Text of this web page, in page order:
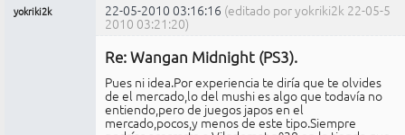
5
yokriki2k 22-05-2010 03:16:16 (editado por yokriki2k 22-05-
2010 03:21:20)
Re: Wangan Midnight (PS3).
Pues ni idea.Por experiencia te diría que te olvides
de el mercado,lo del mushi es algo que todavía no
entiendo,pero de juegos japos en el
mercado,pocos,y menos de este tipo.Siempre